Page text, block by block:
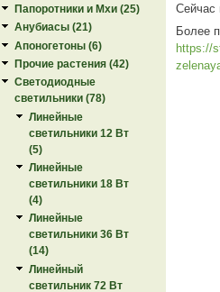
Папоротники и Мхи (25)
Анубиасы (21)
Апоногетоны (6)
Прочие растения (42)
Светодиодные
светильники (78)
Линейные
светильники 12 Вт
(5)
Линейные
светильники 18 Вт
(4)
Линейные
светильники 36 Вт
(14)
Линейный
светильник 72 Вт
Сейчас
Более
https://